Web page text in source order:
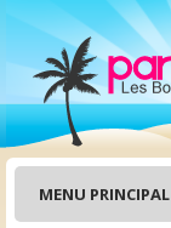
MENU PRINCIPAL